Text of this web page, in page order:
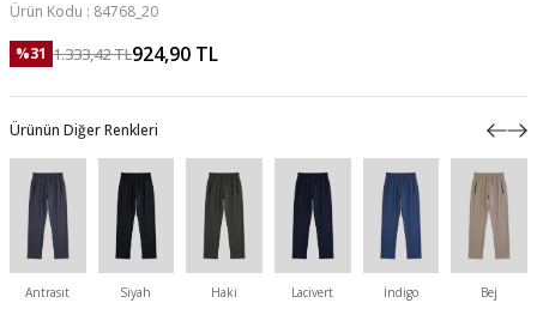
Ürün Kodu : 84768_20
%31 1.333,42TL924,90 TL
Ürünün Diğer Renkleri
Antrasıt Siyah Haki Lacivert İndigo Bej